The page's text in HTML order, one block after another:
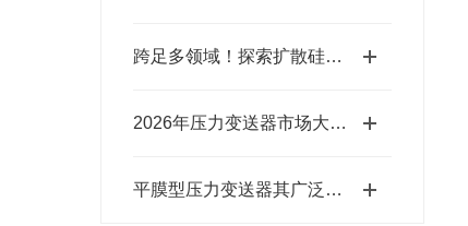
跨足多领域！探索扩散硅压力变送器的惊人应用
2026年压力变送器市场大揭秘！看看市面上这些企业口碑究竟咋样？
平膜型压力变送器其广泛应用于以下几大领域